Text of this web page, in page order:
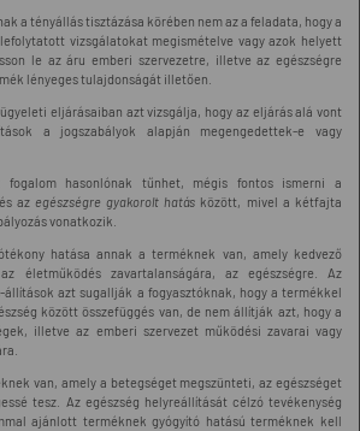
a tényállás tisztázása körében nem az a feladata, hogy a
vizsgálatokat megismételve vagy azok helyett
le az áru emberi szervezetre, illetve az egészségre
lényeges tulajdonságát illetően.
eljárásaiban azt vizsgálja, hogy az eljárás alá vont
a jogszabályok alapján megengedettek-e vagy
hasonlónak tűnhet, mégis fontos ismerni a
és az egészségre gyakorolt hatás között, mivel a kétfajta
vonatkozik.
hatása annak a terméknek van, amely kedvező
életműködés zavartalanságára, az egészségre. Az
állítások azt sugallják a fogyasztóknak, hogy a termékkel
között összefüggés van, de nem állítják azt, hogy a
illetve az emberi szervezet működési zavarai vagy
van, amely a betegséget megszünteti, az egészséget
tesz. Az egészség helyreállítását célzó tevékenység
ajánlott terméknek gyógyító hatású terméknek kell